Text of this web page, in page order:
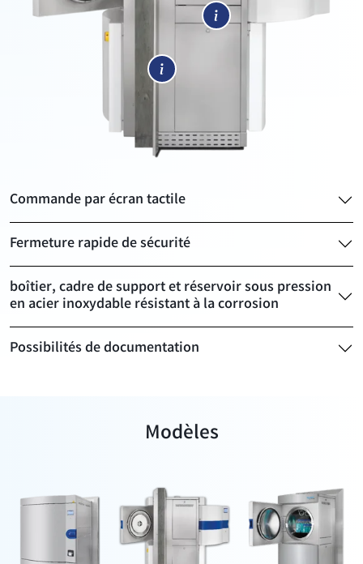
Commande par écran tactile
Fermeture rapide de sécurité
boîtier, cadre de support et réservoir sous pression
en acier inoxydable résistant à la corrosion
Possibilités de documentation
Modèles